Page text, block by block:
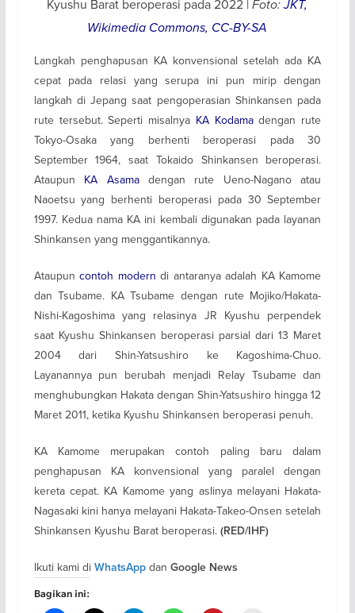
Kyushu Barat beroperasi pada 2022 |Foto:JKT,
Wikimedia Commons, CC-BY-SA
Langkah penghapusan KA konvensional setelah ada KA
cepat pada relasi yang serupa ini pun mirip dengan
langkah di Jepang saat pengoperasian Shinkansen pada
rute tersebut. Seperti misalnya KA Kodamadengan rute
Tokyo-Osaka yang berhenti beroperasi pada 30
September 1964, saat Tokaido Shinkansen beroperasi.
Ataupun KA Asamadengan rute Ueno-Nagano atau
Naoetsu yang berhenti beroperasi pada 30 September
1997. Kedua nama KA ini kembali digunakan pada layanan
Shinkansen yang menggantikannya.
Ataupuncontoh modern di antaranya adalah KA Kamome
dan Tsubame. KA Tsubame dengan rute Mojiko/Hakata-
Nishi-Kagoshima yang relasinya JR Kyushu perpendek
saat Kyushu Shinkansen beroperasi parsial dari 13 Maret
2004 dari Shin-Yatsushiro ke Kagoshima-Chuo.
Layanannya pun berubah menjadi Relay Tsubame dan
menghubungkan Hakata dengan Shin-Yatsushiro hingga 12
Maret 2011, ketika Kyushu Shinkansen beroperasi penuh.
KA Kamome merupakan contoh paling baru dalam
penghapusan KA konvensional yang paralel dengan
kereta cepat. KA Kamome yang aslinya melayani Hakata-
Nagasaki kini hanya melayani Hakata-Takeo-Onsen setelah
Shinkansen Kyushu Barat beroperasi. (RED/IHF)
Ikuti kami di WhatsAppdan Google News
Bagikan ini: